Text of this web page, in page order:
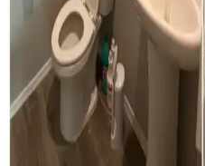
Minimal müdahalelerle yapılan
maliyetle estetik ve fonksiyonel
ve renk uyumu ile küçük banyolar
Banyo Havlularında
Kalite Sorunları Üzerine
Banyo havlularında renk ve